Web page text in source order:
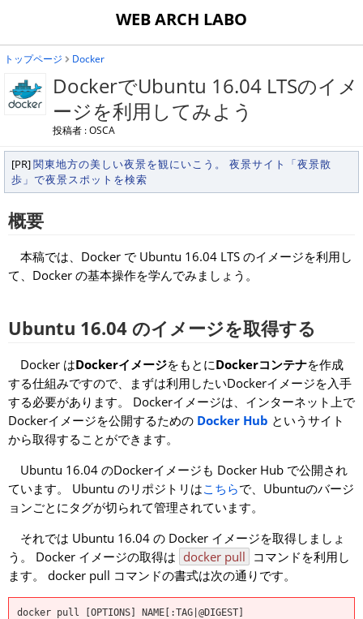
WEB ARCH LABO
トップページ Docker
DockerでUbuntu 16.04 LTSのイメ
ージを利用してみよう
投稿者 : OSCA
[PR]関東地方の美しい夜景を観にいこう。 夜景サイト「夜景散
歩」で夜景スポットを検索
概要
本稿では、Docker で Ubuntu 16.04 LTS のイメージを利用し
て、Docker の基本操作を学んでみましょう。
Ubuntu 16.04 のイメージを取得する
Docker はDockerイメージをもとにDockerコンテナを作成
する仕組みですので、まずは利用したいDockerイメージを入手
する必要があります。 Dockerイメージは、インターネット上で
Dockerイメージを公開するための Docker Hub というサイト
から取得することができます。
Ubuntu 16.04 のDockerイメージも Docker Hub で公開され
ています。 Ubuntu のリポジトリはこちらで、Ubuntuのバージ
ョンごとにタグが切られて管理されています。
それでは Ubuntu 16.04 の Docker イメージを取得しましょ
う。 Docker イメージの取得は docker pull コマンドを利用し
ます。 docker pull コマンドの書式は次の通りです。
docker pull [OPTIONS] NAME[:TAG|@DIGEST]